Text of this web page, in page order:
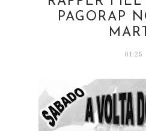
PAGORAP
01:25